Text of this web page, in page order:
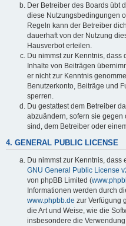
Der Betreiber des Boards übt
diese Nutzungsbedingungen
Regeln kann der Betreiber
dauerhaft von der Nutzung
Hausverbot erteilen.
Du nimmst zur Kenntnis, dass
Inhalte von Beiträgen
er nicht zur Kenntnis
Benutzerkonto, Beiträge und
sperren.
Du gestattest dem Betreiber
abzuändern, sofern sie
sind, dem Betreiber oder
4. GENERAL PUBLIC LICENSE
Du nimmst zur Kenntnis, dass
GNU General Public License
von phpBB Limited (
Informationen werden durch
www.phpbb.de zur Verfügung
die Art und Weise, wie die
insbesondere die